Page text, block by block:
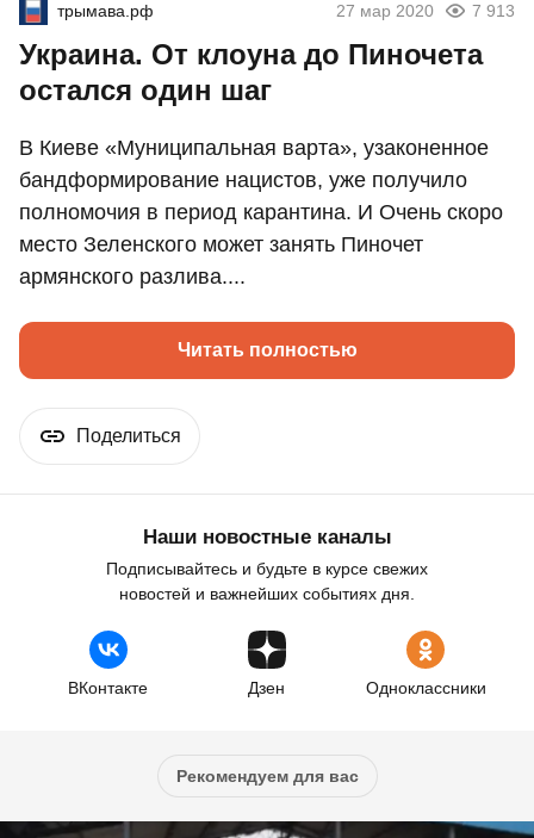
трымава.рф 27 мар 2020 7 913
Украина. От клоуна до Пиночета
остался один шаг
В Киеве «Муниципальная варта», узаконенное
бандформирование нацистов, уже получило
полномочия в период карантина. И Очень скоро
место Зеленского может занять Пиночет
армянского разлива....
Читать полностью
Поделиться
Наши новостные каналы
Подписывайтесь и будьте в курсе свежих
новостей и важнейших событиях дня.
ВКонтакте Дзен Одноклассники
Рекомендуем для вас